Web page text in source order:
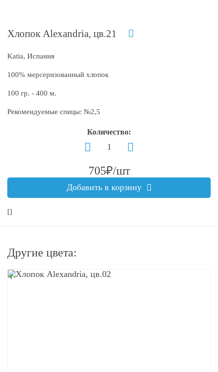
Хлопок Alexandria, цв.21
Katia, Испания
100% мерсеризованный хлопок
100 гр. - 400 м.
Рекомендуемые спицы: №2,5
Количество:
705₽/шт
Добавить в корзину
[]
Другие цвета:
q